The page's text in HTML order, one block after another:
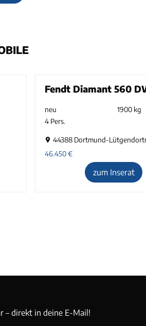
Fendt Diamant 560
neu
1900 kg
4 Pers.
44388 Dortmund-
46.450€
zum Inserat
– direkt in deine E-Mail!